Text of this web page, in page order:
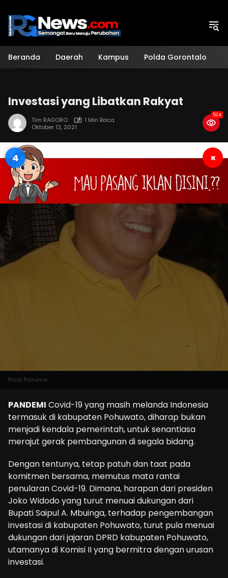
konten
Beranda Daerah Kampus Polda Gorontalo
Investasi yang Libatkan Rakyat
Tim RAGORO
1 Min Baca
Oktober 13, 2021
524
3 ×
Rizal Pasuma
PANDEMI Covid-19 yang masih melanda Indonesia
termasuk di kabupaten Pohuwato, diharap bukan
menjadi kendala pemerintah, untuk senantiasa
merajut gerak pembangunan di segala bidang.
Dengan tentunya, tetap patuh dan taat pada
komitmen bersama, memutus mata rantai
penularan Covid-19. Dimana, harapan dari presiden
Joko Widodo yang turut menuai dukungan dari
Bupati Saipul A. Mbuinga, terhadap pengembangan
investasi di kabupaten Pohuwato, turut pula menuai
dukungan dari jajaran DPRD kabupaten Pohuwato,
utamanya di Komisi II yang bermitra dengan urusan
investasi.